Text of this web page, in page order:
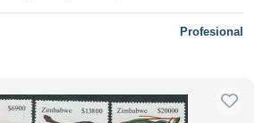
Profesional